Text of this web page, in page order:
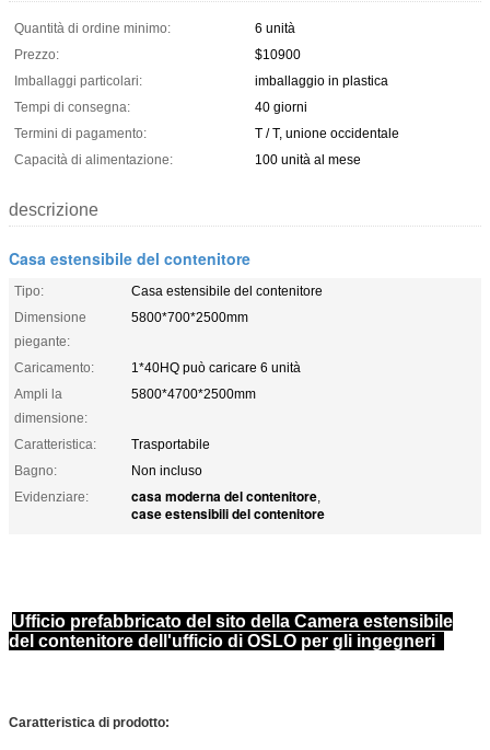
Quantità di ordine minimo:
6 unità
Prezzo:
$10900
Imballaggi particolari:
imballaggio in plastica
Tempi di consegna:
40 giorni
Termini di pagamento:
T / T, unione occidentale
Capacità di alimentazione:
100 unità al mese
descrizione
Casa estensibile del contenitore
Tipo:
Casa estensibile del contenitore
Dimensione
piegante:
5800*700*2500mm
Caricamento:
1*40HQ può caricare 6 unità
Ampli la
dimensione:
5800*4700*2500mm
Caratteristica:
Trasportabile
Bagno:
Non incluso
Evidenziare:
casa moderna del contenitore,
case estensibili del contenitore
Ufficio prefabbricato del sito della Camera estensibile
del contenitore dell'ufficio di OSLO per gli ingegneri
Caratteristica di prodotto: